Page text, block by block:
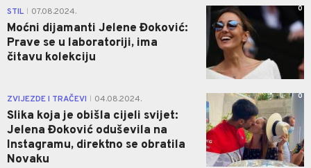
STIL 07.08.2024.
Moćni dijamanti Jelene Đoković:
Prave se u laboratoriji, ima
čitavu kolekciju
0
ZVIJEZDE I TRAČEVI 04.08.2024.
Slika koja je obišla cijeli svijet:
Jelena Đoković oduševila na
Instagramu, direktno se obratila
Novaku
0